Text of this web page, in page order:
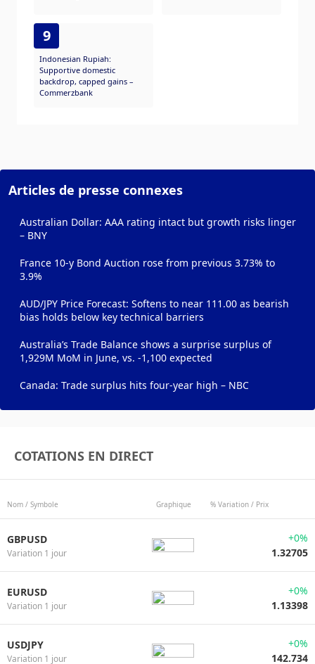
9
Indonesian Rupiah:
Supportive domestic
backdrop, capped gains –
Commerzbank
Articles de presse connexes
Australian Dollar: AAA rating intact but growth risks linger
– BNY
France 10-y Bond Auction rose from previous 3.73% to
3.9%
AUD/JPY Price Forecast: Softens to near 111.00 as bearish
bias holds below key technical barriers
Australia’s Trade Balance shows a surprise surplus of
1,929M MoM in June, vs. -1,100 expected
Canada: Trade surplus hits four-year high – NBC
COTATIONS EN DIRECT
Nom / Symbole Graphique % Variation / Prix
GBPUSD
Variation 1 jour
+0%
1.32705
EURUSD
Variation 1 jour
+0%
1.13398
USDJPY
Variation 1 jour
+0%
142.734